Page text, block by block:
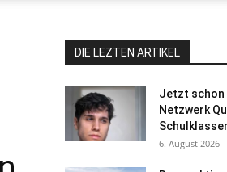
DIE LEZTEN ARTIKEL
Jetzt schon
Netzwerk
6. August 2026